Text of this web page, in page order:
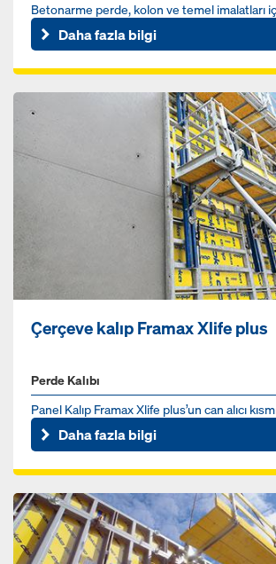
Betonarme perde, kolon ve temel imalatları
DokaFit Wall; kalite ve hızın ön planda olduğu
Daha fazla bilgi
Çerçeve kalıp Framax Xlife plus
Perde Kalıbı
Panel Kalıp Framax Xlife plus’un can alıcı
plus ankrajıdır. Bir taraftan çalıştırılabilir ve
Daha fazla bilgi